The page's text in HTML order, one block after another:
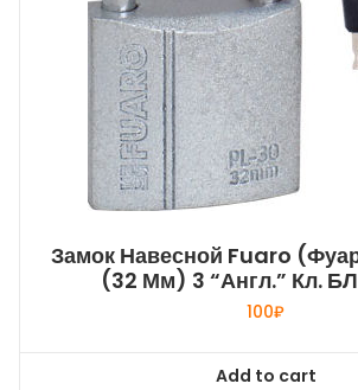
Замок Навесной Fuaro
(32 Мм) 3 “англ.” Кл.
100₽
Add to cart